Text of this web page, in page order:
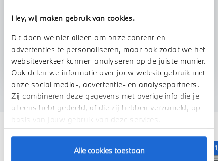
Hey, wij maken gebruik van cookies.
Dit doen we niet alleen om onze content en
advertenties te personaliseren, maar ook zodat we het
websiteverkeer kunnen analyseren op de juiste manier.
Ook delen we informatie over jouw websitegebruik met
onze social media-, advertentie- en analysepartners.
Zij combineren deze gegevens met overige info die je
al eens hebt gedeeld, of die zij hebben verzameld, op
basis van jouw gebruik van deze services.
Alle cookies toestaan
Voorstel aanvragen
U vertelt meer over uw auto
We verrekenen de waarde van uw auto
Deze zijn vergelijkbaar